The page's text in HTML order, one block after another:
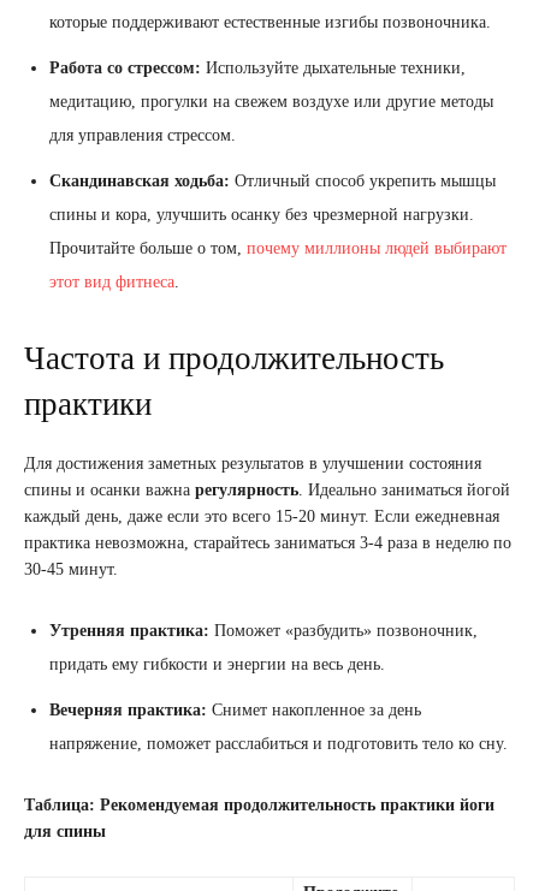
которые поддерживают естественные изгибы позвоночника.
Работа со стрессом: Используйте дыхательные техники,
медитацию, прогулки на свежем воздухе или другие методы
для управления стрессом.
Скандинавская ходьба: Отличный способ укрепить мышцы
спины и кора, улучшить осанку без чрезмерной нагрузки.
Прочитайте больше о том, почему миллионы людей выбирают
этот вид фитнеса.
Частота и продолжительность
практики
Для достижения заметных результатов в улучшении состояния
спины и осанки важна регулярность. Идеально заниматься йогой
каждый день, даже если это всего 15-20 минут. Если ежедневная
практика невозможна, старайтесь заниматься 3-4 раза в неделю по
30-45 минут.
Утренняя практика: Поможет «разбудить» позвоночник,
придать ему гибкости и энергии на весь день.
Вечерняя практика: Снимет накопленное за день
напряжение, поможет расслабиться и подготовить тело ко сну.
Таблица: Рекомендуемая продолжительность практики йоги
для спины